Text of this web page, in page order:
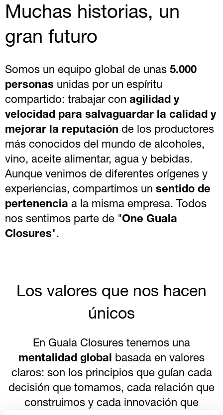
Muchas historias, un
gran futuro
Somos un equipo global de unas 5.000
personas unidas por un espíritu
compartido: trabajar con agilidad y
velocidad para salvaguardar la calidad y
mejorar la reputación de los productores
más conocidos del mundo de alcoholes,
vino, aceite alimentar, agua y bebidas.
Aunque venimos de diferentes orígenes y
experiencias, compartimos un sentido de
pertenencia a la misma empresa. Todos
nos sentimos parte de "One Guala
Closures".
Los valores que nos hacen
únicos
En Guala Closures tenemos una
mentalidad global basada en valores
claros: son los principios que guían cada
decisión que tomamos, cada relación que
construimos y cada innovación que